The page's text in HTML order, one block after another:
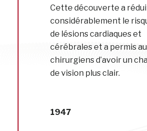
Cette découverte a
considérablement le
de lésions cardiaques et
cérébrales et a permis
chirurgiens d’avoir un
de vision plus clair.
1947